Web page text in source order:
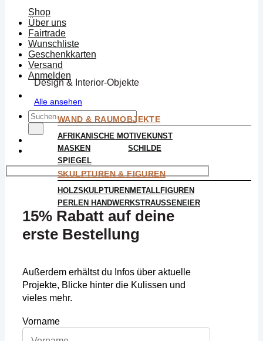
Design & Interior-Objekte
Alle ansehen
WAND & RAUMOBJEKTE
AFRIKANISCHE MOTIVEKUNST
MASKEN
SCHILDE
SPIEGEL
SKULPTUREN & FIGUREN
HOLZSKULPTURENMETALLFIGUREN
PERLEN HANDWERKSTRAUSSENEIER
Shop
Über uns
Fairtrade
Wunschliste
Geschenkkarten
Versand
Anmelden
Suchen
nach:
15% Rabatt auf deine
erste Bestellung
Außerdem erhältst du Infos über aktuelle
Projekte, Blicke hinter die Kulissen und
vieles mehr.
Vorname